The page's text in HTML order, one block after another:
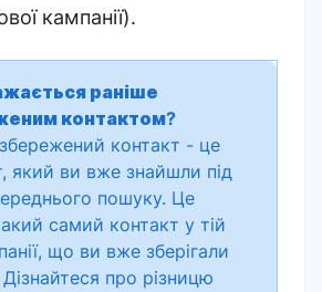
кампанії).
раніше
контактом?
контакт - це
який ви вже знайшли під
пошуку. Це
самий контакт у тій
що ви вже зберігали
про різницю